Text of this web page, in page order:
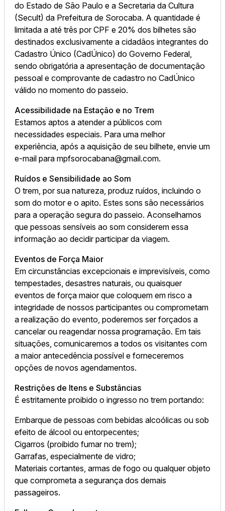
do Estado de São Paulo e a Secretaria da Cultura
(Secult) da Prefeitura de Sorocaba. A quantidade é
limitada a até três por CPF e 20% dos bilhetes são
destinados exclusivamente a cidadãos integrantes do
Cadastro Único (CadÚnico) do Governo Federal,
sendo obrigatória a apresentação de documentação
pessoal e comprovante de cadastro no CadÚnico
válido no momento do passeio.
Acessibilidade na Estação e no Trem
Estamos aptos a atender a públicos com
necessidades especiais. Para uma melhor
experiência, após a aquisição de seu bilhete, envie um
e-mail para mpfsorocabana@gmail.com.
Ruídos e Sensibilidade ao Som
O trem, por sua natureza, produz ruídos, incluindo o
som do motor e o apito. Estes sons são necessários
para a operação segura do passeio. Aconselhamos
que pessoas sensíveis ao som considerem essa
informação ao decidir participar da viagem.
Eventos de Força Maior
Em circunstâncias excepcionais e imprevisíveis, como
tempestades, desastres naturais, ou quaisquer
eventos de força maior que coloquem em risco a
integridade de nossos participantes ou comprometam
a realização do evento, poderemos ser forçados a
cancelar ou reagendar nossa programação. Em tais
situações, comunicaremos a todos os visitantes com
a maior antecedência possível e forneceremos
opções de novos agendamentos.
Restrições de Itens e Substâncias
É estritamente proibido o ingresso no trem portando:
Embarque de pessoas com bebidas alcoólicas ou sob
efeito de álcool ou entorpecentes;
Cigarros (proibido fumar no trem);
Garrafas, especialmente de vidro;
Materiais cortantes, armas de fogo ou qualquer objeto
que comprometa a segurança dos demais
passageiros.